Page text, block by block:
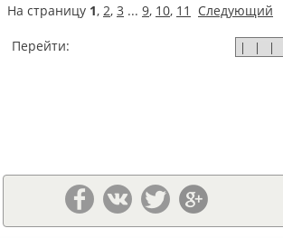
На страницу 1, 2, 3 ... 9, 10, 11 Следующий
Перейти: